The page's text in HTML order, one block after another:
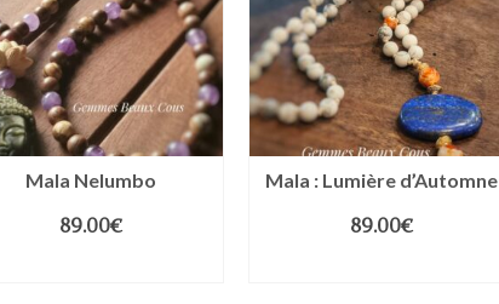
Mala Nelumbo
89.00€
Mala : Lumière d’Automne
89.00€